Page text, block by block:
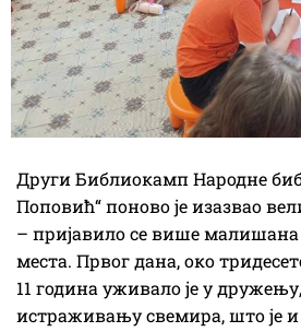
Други Библиокамп Народне
Поповић“ поново је изазвао
– пријавило се више малишана
места. Првог дана, око
11 година уживало је у
истраживању свемира, што је